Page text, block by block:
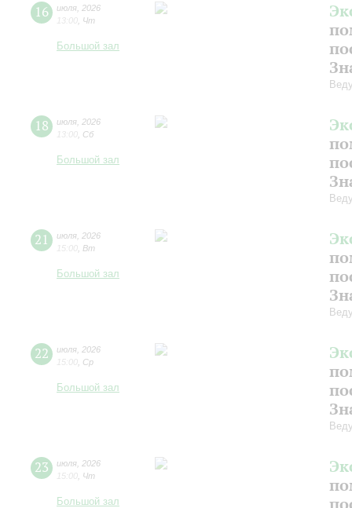
16 июля 2026
13:00 Чт
Большой зал
18 июля 2026
13:00 Сб
Большой зал
21 июля 2026
15:00 Вт
Большой зал
22 июля 2026
15:00 Ср
Большой зал
23 июля 2026
15:00 Чт
Большой зал